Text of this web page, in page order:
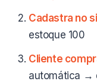
Cadastra no
estoque 100
Cliente
automática →